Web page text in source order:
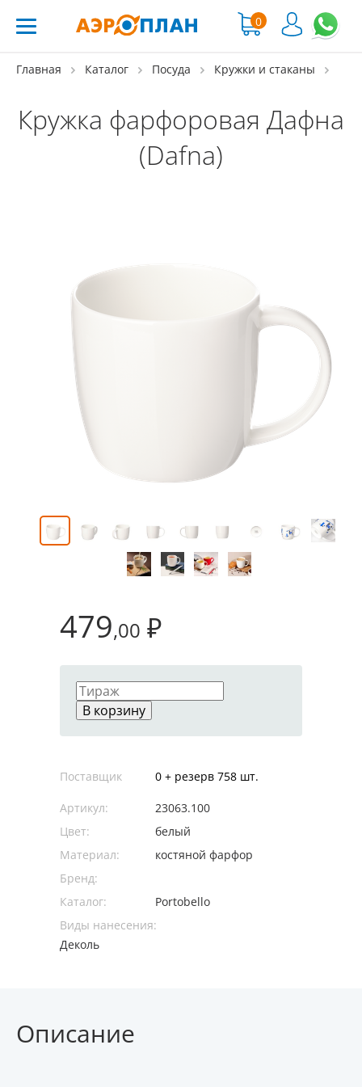
0
Главная Каталог Посуда Кружки и стаканы
Кружка фарфоровая Дафна
(Dafna)
479,00 ₽
В корзину
Поставщик 0 + резерв 758 шт.
Артикул:
23063.100
Цвет:
белый
Материал:
костяной фарфор
Бренд:
Каталог:
Portobello
Виды нанесения:
Деколь
Описание